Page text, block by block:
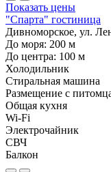
Показать цены
"Спарта" гостиница
Дивноморское, ул.
До моря: 200 м
До центра: 100 м
Холодильник
Стиральная машина
Размещение с
Общая кухня
Wi-Fi
Электрочайник
СВЧ
Балкон